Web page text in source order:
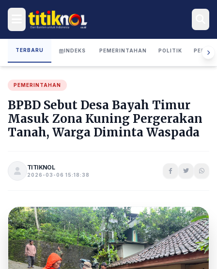
TERBARU INDEKS PEMERINTAHAN POLITIK
PEMERINTAHAN
BPBD Sebut Desa Bayah Timur
Masuk Zona Kuning Pergerakan
Tanah, Warga Diminta Waspada
TITIKNOL
2026-03-06 15:18:38